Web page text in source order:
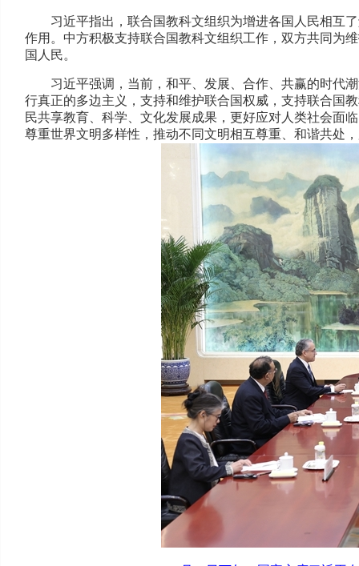
习近平指出，联合国教科文组织为增进各国人民相互
作用。中方积极支持联合国教科文组织工作，双方共同为
国人民。
习近平强调，当前，和平、发展、合作、共赢的时代
行真正的多边主义，支持和维护联合国权威，支持联合国
民共享教育、科学、文化发展成果，更好应对人类社会面
尊重世界文明多样性，推动不同文明相互尊重、和谐共处